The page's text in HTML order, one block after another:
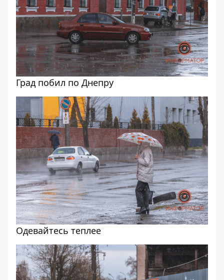
Град побил по Днепру
Одевайтесь теплее